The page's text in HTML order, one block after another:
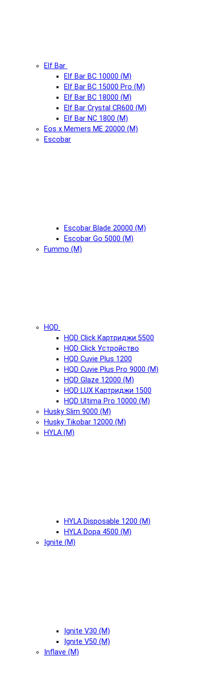
Elf Bar
Elf Bar BC 10000 (М)
Elf Bar BC 15000 Pro (М)
Elf Bar BC 18000 (М)
Elf Bar Crystal CR600 (М)
Elf Bar NC 1800 (М)
Eos x Memers ME 20000 (М)
Escobar
Escobar Blade 20000 (М)
Escobar Go 5000 (М)
Fummo (М)
HQD
HQD Click Картриджи 5500
HQD Click Устройство
HQD Cuvie Plus 1200
HQD Cuvie Plus Pro 9000 (М)
HQD Glaze 12000 (М)
HQD LUX Картриджи 1500
HQD Ultima Pro 10000 (М)
Husky Slim 9000 (М)
Husky Tikobar 12000 (М)
HYLA (М)
HYLA Disposable 1200 (М)
HYLA Dopa 4500 (М)
Ignite (М)
Ignite V30 (М)
Ignite V50 (М)
Inflave (М)